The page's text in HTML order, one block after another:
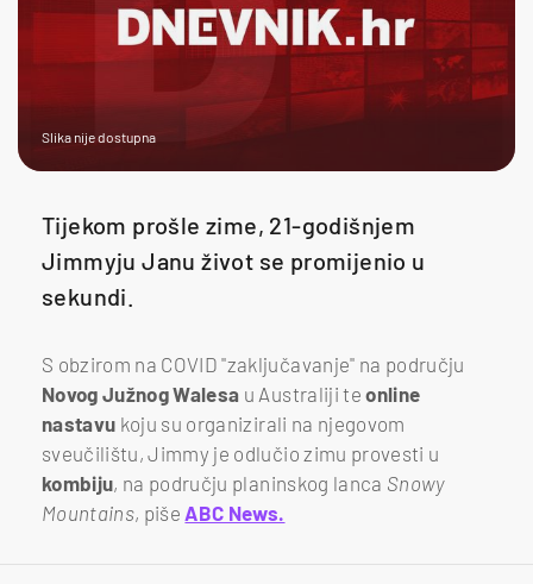
Slika nije dostupna
Tijekom prošle zime, 21-godišnjem
Jimmyju Janu život se promijenio u
sekundi.
S obzirom na COVID "zaključavanje" na području
Novog Južnog Walesa u Australiji teonline
nastavu koju su organizirali na njegovom
sveučilištu, Jimmy je odlučio zimu provesti u
kombiju, na području planinskog lanca Snowy
Mountains, piše ABC News.